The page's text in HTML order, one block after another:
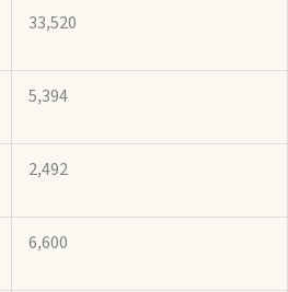
33,520
5,394
2,492
6,600